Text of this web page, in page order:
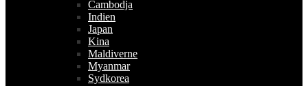
Cambodja
Indien
Japan
Kina
Maldiverne
Myanmar
Sydkorea